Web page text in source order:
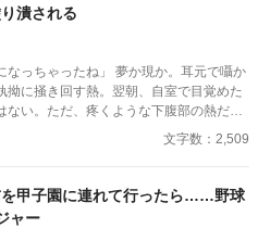
潰される
ね」 夢か現か。耳元で囁か
拗に掻き回す熱。翌朝、自室で目覚めた
ない。ただ、疼くような下腹部の熱だけ
に、パックは父の部屋の扉を開く。 こ
文字数：2,509
を甲子園に連れて行ったら……野球
ャー